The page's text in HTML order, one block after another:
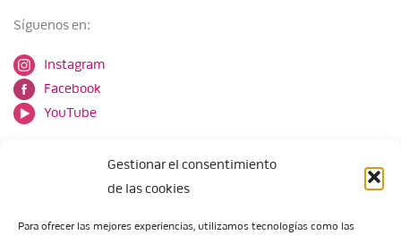
Gestionar el consentimiento
de las cookies
Para ofrecer las mejores experiencias, utilizamos tecnologías como las
Síguenos en:
Instagram
Facebook
YouTube